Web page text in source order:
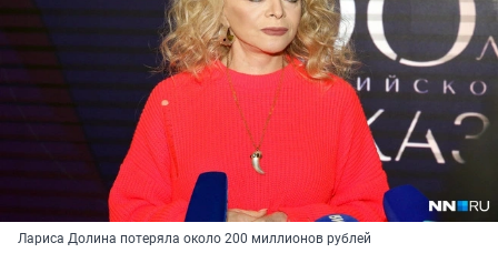
Лариса Долина потеряла около 200 миллионов рублей